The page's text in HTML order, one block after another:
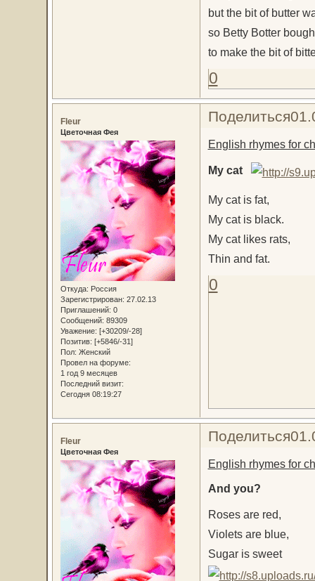
but the bit of butter
so Betty Botter
to make the bit of
0
Поделиться
Fleur
Цветочная Фея
Откуда: Россия
Зарегистрирован: 27.02.13
Приглашений: 0
Сообщений: 89309
Уважение: [+30209/-28]
Позитив: [+5846/-31]
Пол: Женский
Провел на форуме:
1 год 9 месяцев
Последний визит:
Сегодня 08:19:27
English rhymes for
My cat
My cat is fat,
My cat is black.
My cat likes rats,
Thin and fat.
0
Поделиться
Fleur
Цветочная Фея
English rhymes for
And you?
Roses are red,
Violets are blue,
Sugar is sweet